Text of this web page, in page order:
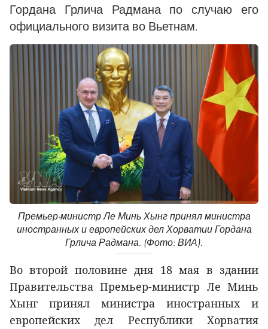
Гордана Грлича Радмана по случаю его
официального визита во Вьетнам.
Премьер-министр Ле Минь Хынг принял министра
иностранных и европейских дел Хорватии Гордана
Грлича Радмана. (Фото: ВИА).
Во второй половине дня 18 мая в здании
Правительства Премьер-министр Ле Минь
Хынг принял министра иностранных и
европейских дел Республики Хорватия